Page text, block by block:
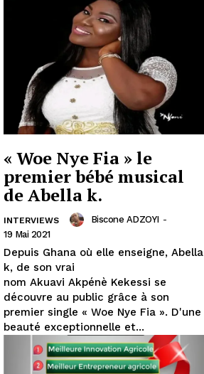
« Woe Nye Fia » le
premier bébé musical
de Abella k.
INTERVIEWS Biscone ADZOYI -
19 Mai 2021
Depuis Ghana où elle enseigne, Abella
k, de son vrai
nom Akuavi Akpénè Kekessi se
découvre au public grâce à son
premier single « Woe Nye Fia ». D'une
beauté exceptionnelle et...